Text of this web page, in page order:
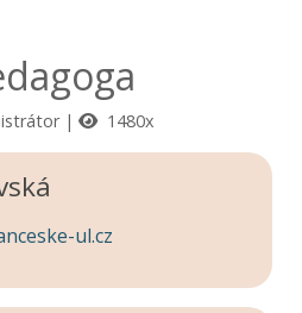
1480x
ul.cz